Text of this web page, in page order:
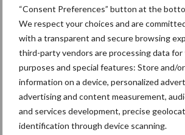
“Consent Preferences” button at the
We respect your choices and are
with a transparent and secure browsing
third-party vendors are processing data
purposes and special features: Store and/
information on a device, personalized
advertising and content measurement,
and services development, precise
identification through device scanning.
Primaire
Sidebar
Recent nieuws
6 aug
"Hoge
voor kouters"
Toon meer